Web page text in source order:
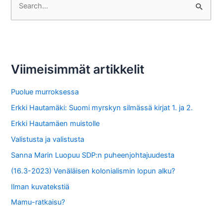
h
:
Viimeisimmät artikkelit
Puolue murroksessa
Erkki Hautamäki: Suomi myrskyn silmässä kirjat 1. ja 2.
Erkki Hautamäen muistolle
Valistusta ja valistusta
Sanna Marin Luopuu SDP:n puheenjohtajuudesta
(16.3-2023) Venäläisen kolonialismin lopun alku?
Ilman kuvatekstiä
Mamu-ratkaisu?